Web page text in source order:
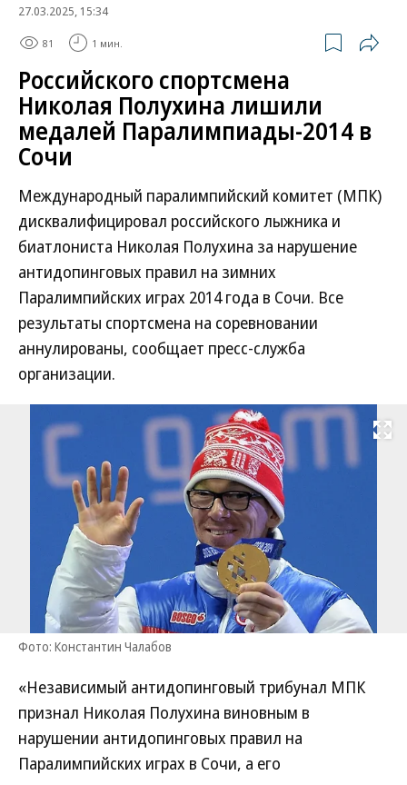
27.03.2025, 15:34
81 1 мин.
Российского спортсмена
Николая Полухина лишили
медалей Паралимпиады-2014 в
Сочи
Международный паралимпийский комитет (МПК)
дисквалифицировал российского лыжника и
биатлониста Николая Полухина за нарушение
антидопинговых правил на зимних
Паралимпийских играх 2014 года в Сочи. Все
результаты спортсмена на соревновании
аннулированы, сообщает пресс-служба
организации.
Развернуть
Фото: Константин Чалабов
«Независимый антидопинговый трибунал МПК
признал Николая Полухина виновным в
нарушении антидопинговых правил на
Паралимпийских играх в Сочи, а его